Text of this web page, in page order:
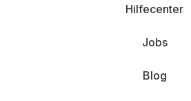
Hilfecenter
Jobs
Blog